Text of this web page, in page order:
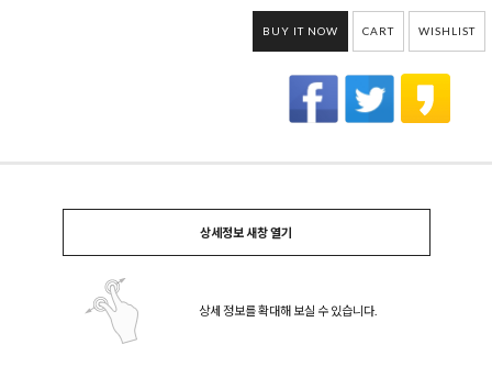
BUY IT NOW CART WISHLIST
상세정보 새창 열기
상세 정보를 확대해 보실 수 있습니다.